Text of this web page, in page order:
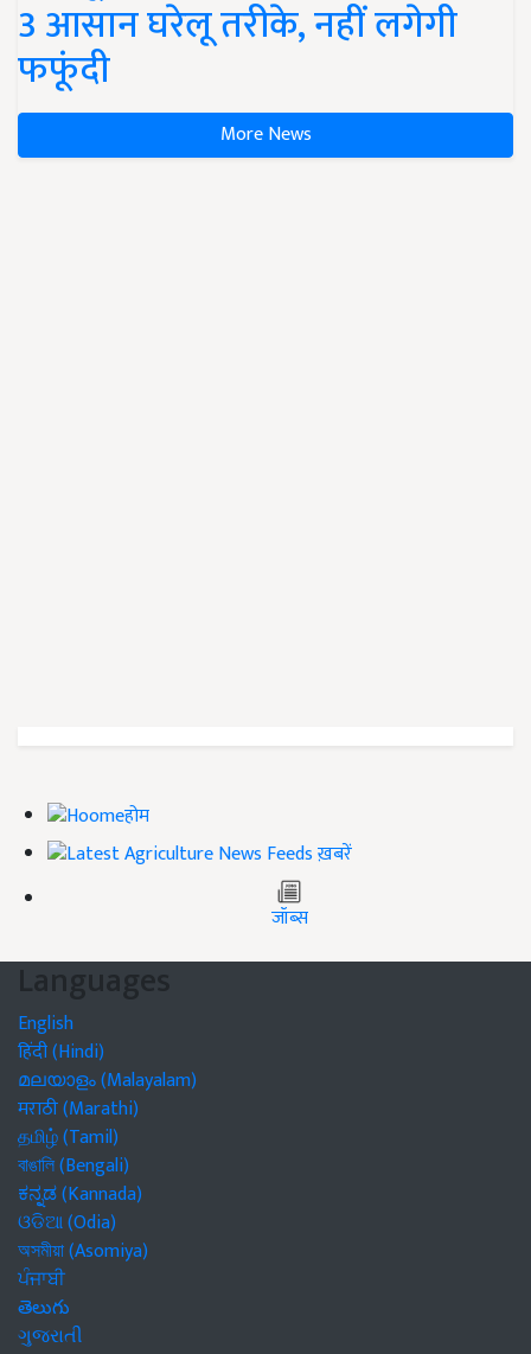
3 आसान घरेलू तरीके, नहीं लगेगी
फफूंदी
More News
होम
ख़बरें
जॉब्स
Languages
English
हिंदी (Hindi)
മലയാളം (Malayalam)
मराठी (Marathi)
தமிழ் (Tamil)
বাঙালি (Bengali)
ಕನ್ನಡ (Kannada)
ଓଡିଆ (Odia)
অসমীয়া (Asomiya)
ਪੰਜਾਬੀ
తెలుగు
ગુજરાતી